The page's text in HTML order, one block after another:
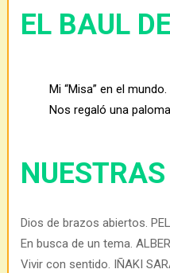
EL BAUL
Mi “Misa” en el mundo.
Nos regaló una
Dios de brazos abiertos.
En busca de un tema.
Vivir con sentido. IÑAKI